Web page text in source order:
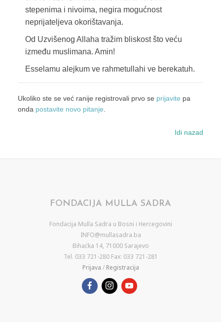
stepenima i nivoima, negira mogućnost
neprijateljeva okorištavanja.
Od Uzvišenog Allaha tražim bliskost što veću
između muslimana. Amin!
Esselamu alejkum ve rahmetullahi ve berekatuh.
Ukoliko ste se već ranije registrovali prvo se prijavite pa
onda postavite novo pitanje.
Idi nazad
FONDACIJA MULLA SADRA
Fondacija Mulla Sadra u Bosni i Hercegovini
INFO@mullasadra.ba
Bihaćka 14, 71000 Sarajevo
Tel. 033 721-280 Fax: 033 721-281
Prijava / Registracija